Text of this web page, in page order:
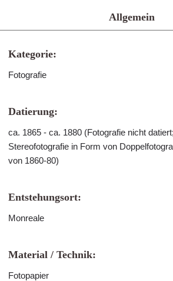
Allgemein
Kategorie:
Fotografie
Datierung:
ca. 1865 - ca. 1880 (Fotografie nicht
Stereofotografie in Form von
von 1860-80)
Entstehungsort:
Monreale
Material / Technik:
Fotopapier